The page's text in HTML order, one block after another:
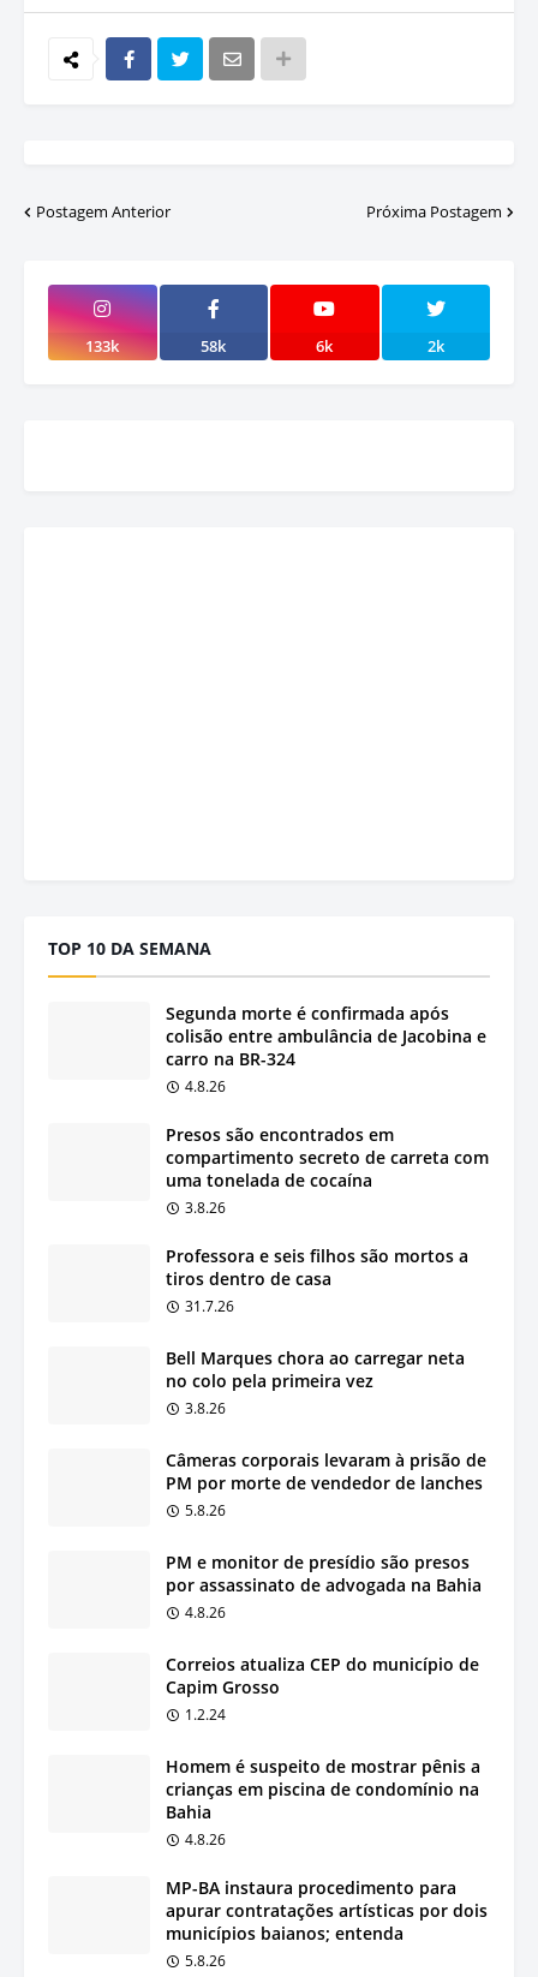
Postagem Anterior Próxima Postagem
133k 58k 6k 2k
TOP 10 DA SEMANA
Segunda morte é confirmada após
colisão entre ambulância de Jacobina e
carro na BR-324
4.8.26
Presos são encontrados em
compartimento secreto de carreta com
uma tonelada de cocaína
3.8.26
Professora e seis filhos são mortos a
tiros dentro de casa
31.7.26
Bell Marques chora ao carregar neta
no colo pela primeira vez
3.8.26
Câmeras corporais levaram à prisão de
PM por morte de vendedor de lanches
5.8.26
PM e monitor de presídio são presos
por assassinato de advogada na Bahia
4.8.26
Correios atualiza CEP do município de
Capim Grosso
1.2.24
Homem é suspeito de mostrar pênis a
crianças em piscina de condomínio na
Bahia
4.8.26
MP-BA instaura procedimento para
apurar contratações artísticas por dois
municípios baianos; entenda
5.8.26